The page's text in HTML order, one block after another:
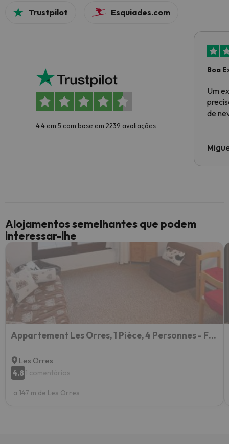
Trustpilot Esquiades.com
4.4 em 5 com base em 2239 avaliações
Boa
Um
de
Alojamentos semelhantes que podem
interessar-lhe
Appartement Les Orres, 1 Pièce, 4 Personnes - Fr-1-322-308
Les Orres
4.8 1 comentários
a 147 m de Les Orres